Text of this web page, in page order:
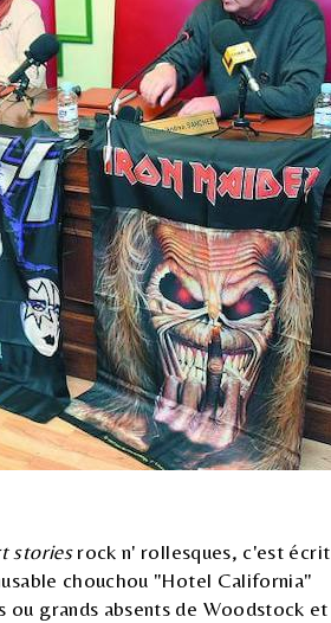
storiesrock n' rollesques, c'est écrit
chouchou "Hotel California"
ou grands absents de Woodstock et